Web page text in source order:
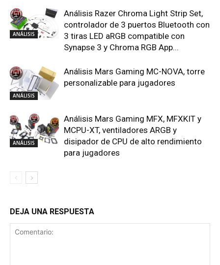
ANÁLISIS
Análisis Razer Chroma Light Strip Set,
controlador de 3 puertos Bluetooth con
3 tiras LED aRGB compatible con
Synapse 3 y Chroma RGB App...
ANÁLISIS
Análisis Mars Gaming MC-NOVA, torre
personalizable para jugadores
ANÁLISIS
Análisis Mars Gaming MFX, MFXKIT y
MCPU-XT, ventiladores ARGB y
disipador de CPU de alto rendimiento
para jugadores
DEJA UNA RESPUESTA